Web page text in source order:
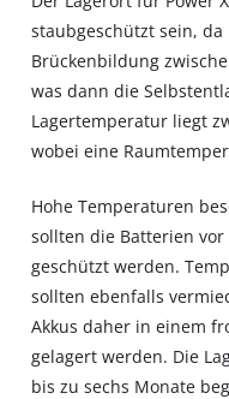
staubgeschützt sein,
Brückenbildung
was dann die
Lagertemperatur liegt
wobei eine
Hohe Temperaturen
sollten die Batterien
geschützt werden.
sollten ebenfalls
Akkus daher in einem
gelagert werden. Die
bis zu sechs Monate